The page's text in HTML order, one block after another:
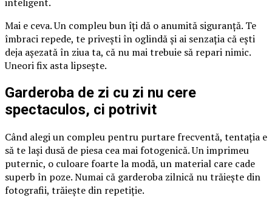
Mai e ceva. Un compleu bun îți dă o anumită siguranță. Te
îmbraci repede, te privești în oglindă și ai senzația că ești
deja așezată în ziua ta, că nu mai trebuie să repari nimic.
Uneori fix asta lipsește.
Garderoba de zi cu zi nu cere
spectaculos, ci potrivit
Când alegi un compleu pentru purtare frecventă, tentația e
să te lași dusă de piesa cea mai fotogenică. Un imprimeu
puternic, o culoare foarte la modă, un material care cade
superb în poze. Numai că garderoba zilnică nu trăiește din
fotografii, trăiește din repetiție.